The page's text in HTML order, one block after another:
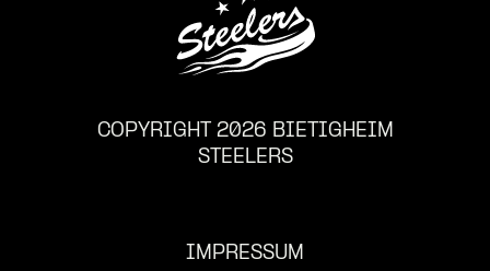
COPYRIGHT 2026 BIETIGHEIM
STEELERS
IMPRESSUM